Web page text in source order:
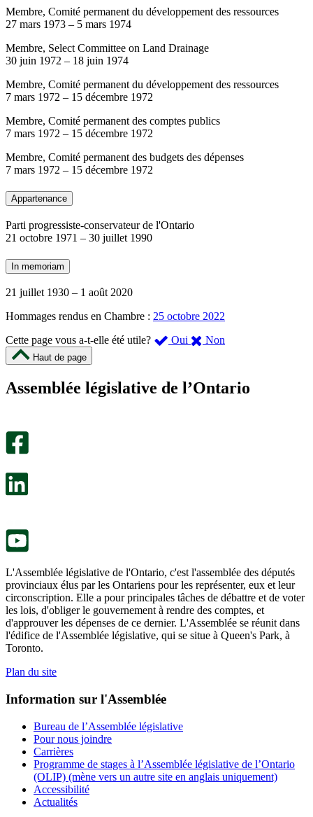
Membre, Comité permanent du développement des ressources
27 mars 1973 – 5 mars 1974
Membre, Select Committee on Land Drainage
30 juin 1972 – 18 juin 1974
Membre, Comité permanent du développement des ressources
7 mars 1972 – 15 décembre 1972
Membre, Comité permanent des comptes publics
7 mars 1972 – 15 décembre 1972
Membre, Comité permanent des budgets des dépenses
7 mars 1972 – 15 décembre 1972
Appartenance
Parti progressiste-conservateur de l'Ontario
21 octobre 1971 – 30 juillet 1990
In memoriam
21 juillet 1930 – 1 août 2020
Hommages rendus en Chambre : 25 octobre 2022
Cette page vous a-t-elle été utile?
Oui ,
été
Non
m’a
Haut de page
Assemblée législative de l’Ontario
L'Assemblée législative de l'Ontario, c'est l'assemblée des députés
provinciaux élus par les Ontariens pour les représenter, eux et leur
circonscription. Elle a pour principales tâches de débattre et de voter
les lois, d'obliger le gouvernement à rendre des comptes, et
d'approuver les dépenses de ce dernier. L'Assemblée se réunit dans
l'édifice de l'Assemblée législative, qui se situe à Queen's Park, à
Toronto.
Plan du site
Information sur l'Assemblée
Bureau de l’Assemblée législative
Pour nous joindre
Carrières
Programme de stages à l’Assemblée législative de l’Ontario
(OLIP) (mène vers un autre site en anglais uniquement)
Accessibilité
Actualités